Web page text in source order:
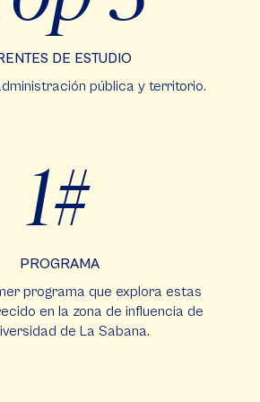
DE ESTUDIO
pública y territorio.
1
PROGRAMA
programa que explora estas
en la zona de influencia de
de La Sabana.